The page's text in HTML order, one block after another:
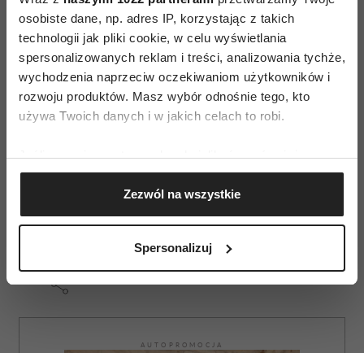
osobiste dane, np. adres IP, korzystając z takich
technologii jak pliki cookie, w celu wyświetlania
spersonalizowanych reklam i treści, analizowania tychże,
wychodzenia naprzeciw oczekiwaniom użytkowników i
rozwoju produktów. Masz wybór odnośnie tego, kto
używa Twoich danych i w jakich celach to robi.
Jeśli wyrazisz na to zgodę, chcielibyśmy również:
Gromadzić dane dotyczące Twojej lokalizacji
geograficznej z dokładnością nawet do kilku metrów
Identyfikować Twoje urządzenie, aktywnie
(fingerprinting, czyli wirtualny odcisk palca)
dane są przetwarzane oraz ustaw własne preferencje w
sekcji szczegółów. W Deklaracji plików cookie możesz
Zezwól na wszystkie
Spersonalizuj
Szkół Jogi, Indyjsko-Polska Izba Gospodarcza
oraz Fundacja Art Of Living Polska. Do
zobaczenia za rok.
AUTOPROMOCJA